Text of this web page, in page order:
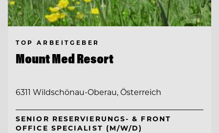
TOP ARBEITGEBER
Mount Med Resort
6311 Wildschönau-Oberau, Österreich
SENIOR RESERVIERUNGS- & FRONT
OFFICE SPECIALIST (M/W/D)